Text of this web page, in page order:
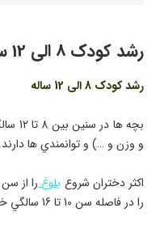
رشد کودک 8 الی 12 ساله
رشد کودک 8 الی 12 ساله
بچه
و وزن و …) و توانمندي ها دارند.
اكثر دختران شروعبلوغ
را در فاصله سن 10 تا 16 سالگي خواهند داشت.